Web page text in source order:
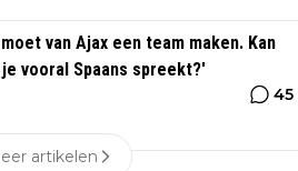
van Ajax een team maken. Kan
vooral Spaans spreekt?'
45
artikelen